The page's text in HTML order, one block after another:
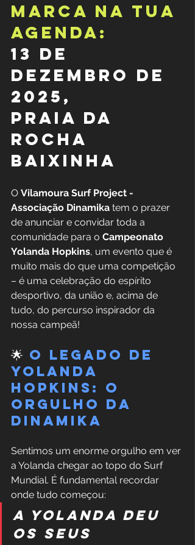
MarCA na TUA
Agenda:
13 de
Dezembro de
2025,
Praia da
Rocha
Baixinha
O Vilamoura Surf Project -
Associação Dinamika tem o prazer
de anunciar e convidar toda a
comunidade para o Campeonato
Yolanda Hopkins, um evento que é
muito mais do que uma competição
– é uma celebração do espírito
desportivo, da união e, acima de
tudo, do percurso inspirador da
nossa campeã!
🌟 O Legado de
Yolanda
Hopkins: O
Orgulho da
Dinamika
Sentimos um enorme orgulho em ver
a Yolanda chegar ao topo do Surf
Mundial. É fundamental recordar
onde tudo começou:
A Yolanda deu
os seus